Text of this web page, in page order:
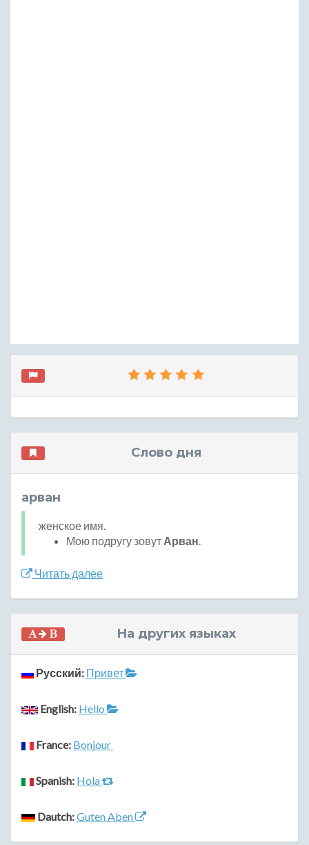
Слово дня
арван
женское имя.
Мою подругу зовут Арван.
Читать далее
На других языках
Русский: Привет
English: Hello
France: Bonjour
Spanish: Hola
Dautch:Guten Aben